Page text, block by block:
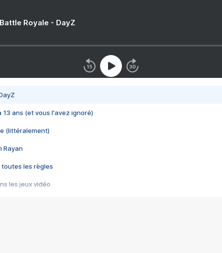
Royale - DayZ
13 ans (et vous l'avez ignoré)
(littéralement)
Rayan
toutes les règles
les jeux vidéo